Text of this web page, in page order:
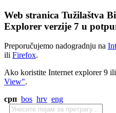
Web stranica Tužilaštva
Explorer verzije 7 u
Preporučujemo nadogradnju na
ili Firefox.
Ako koristite Internet explorer 9
View".
срп bos hrv eng